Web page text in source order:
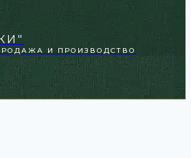
И ПРОИЗВОДСТВО